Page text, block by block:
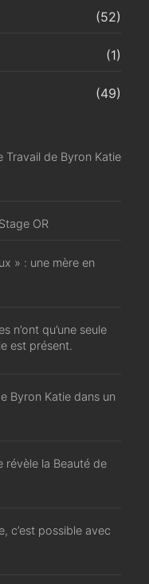
(52)
(1)
(49)
Travail de Byron Katie
OR
» : une mère en
n’ont qu’une seule
est présent.
Byron Katie dans un
révèle la Beauté de
c’est possible avec